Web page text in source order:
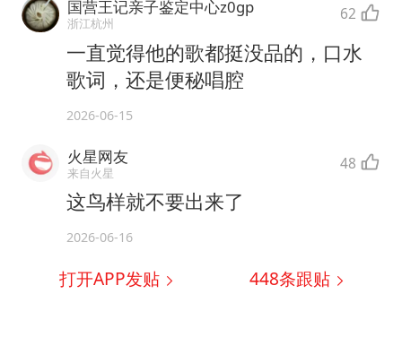
国营王记亲子鉴定中心z0gp
浙江杭州 62
一直觉得他的歌都挺没品的，口水
歌词，还是便秘唱腔
2026-06-15
火星网友
来自火星 48
这鸟样就不要出来了
2026-06-16
打开APP发贴 448条跟贴